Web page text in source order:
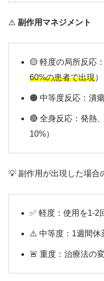
⚠️ 副作用マネジメント
🟡 軽度の局所反応
60%の患者で出現）
🟠 中等度反応：潰
🔴 全身反応：発熱
10%）
💡 副作用が出現した場合
✅ 軽度：使用を1-2
⚠️ 中等度：1週間休
🚨 重度：治療法の